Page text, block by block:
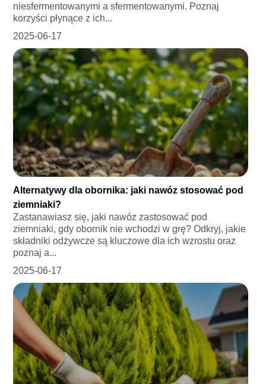
niesfermentowanymi a sfermentowanymi. Poznaj
korzyści płynące z ich...
2025-06-17
Alternatywy dla obornika: jaki nawóz stosować pod
ziemniaki?
Zastanawiasz się, jaki nawóz zastosować pod
ziemniaki, gdy obornik nie wchodzi w grę? Odkryj, jakie
składniki odżywcze są kluczowe dla ich wzrostu oraz
poznaj a...
2025-06-17